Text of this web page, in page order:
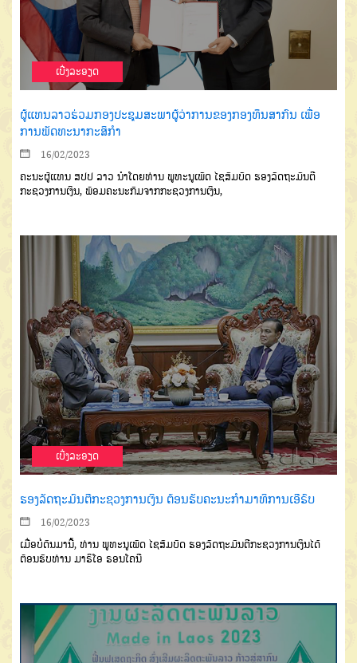
ເບີ່ງລະອຽດ
ຜູ້ແທນລາວຮ່ວມກອງປະຊຸມສະພາຜູ້ວ່າການຂອງກອງທຶນສາກົນ ເພື່ອ
ການພັດທະນາກະສິກໍາ
16/02/2023
ຄະນະຜູ້ແທນ ສປປ ລາວ ນໍາໂດຍທ່ານ ພູທະນູເພັດ ໄຊສົມບັດ ຮອງລັດຖະມົນຕີ
ກະຊວງການເງິນ, ພ້ອມຄະນະກົມຈາກກະຊວງການເງິນ,
ເບີ່ງລະອຽດ
ຮອງລັດຖະມົນຕີກະຊວງການເງິນ ຕ້ອນຮັບຄະນະກຳມາທິການເອີຣົບ
16/02/2023
ເມື່ອບໍ່ດົນມານີ້, ທ່ານ ພູທະນູເພັດ ໄຊສົມບັດ ຮອງລັດຖະມົນຕີກະຊວງການເງິນໄດ້
ຕ້ອນຮັບທ່ານ ມາຣິໂອ ຣອນໂຄນີ